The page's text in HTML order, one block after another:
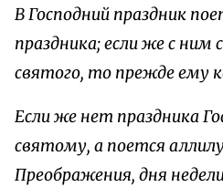
В Господний праздник
праздника; если же с ним
святого, то прежде ему
Если же нет праздника
святому, а поется
Преображения, дня